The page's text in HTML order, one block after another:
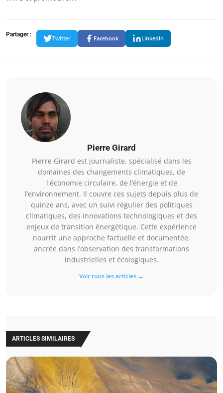
Partager :
Twitter Facebook LinkedIn
Pierre Girard
Pierre Girard est journaliste, spécialisé dans les
domaines des changements climatiques, de
l'économie circulaire, de l’énergie et de
l’environnement. Il couvre ces sujets depuis plus de
quinze ans, avec un suivi régulier des politiques
climatiques, des innovations technologiques et des
enjeux de transition énergétique. Cette expérience
nourrit une approche factuelle et documentée,
ancrée dans l’observation des transformations
industrielles et écologiques.
Voir tous les articles →
ARTICLES SIMILAIRES